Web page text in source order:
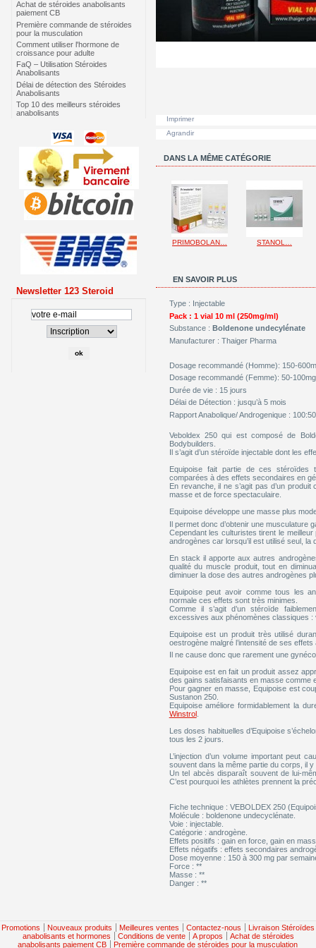
Achat de stéroides anabolisants
paiement CB
Première commande de stéroides
pour la musculation
Comment utiliser l'hormone de
croissance pour adulte
FaQ – Utilisation Stéroides
Anabolisants
Délai de détection des Stéroides
Anabolisants
Top 10 des meilleurs stéroides
anabolisants
Newsletter 123 Steroid
Imprimer
Agrandir
DANS LA MÊME CATÉGORIE
PRIMOBOLAN… STANOL…
EN SAVOIR PLUS
Type : Injectable
Pack : 1 vial 10 ml (250mg/ml)
Substance : Boldenone undecylénate
Manufacturer : Thaiger Pharma
Dosage recommandé (Homme): 150-
Dosage recommandé (Femme): 50-
Durée de vie : 15 jours
Délai de Détection : jusqu’à 5 mois
Rapport Anabolique/ Androgenique : 100:50
Veboldex 250 qui est composé de
Bodybuilders.
Il s’agit d’un stéroïde injectable dont les
Equipoise fait partie de ces stéroïdes
comparées à des effets secondaires en
En revanche, il ne s’agit pas d’un
masse et de force spectaculaire.
Equipoise développe une masse plus
Il permet donc d’obtenir une musculature
Cependant les culturistes tirent le
androgènes car lorsqu’il est utilisé seul,
En stack il apporte aux autres
qualité du muscle produit, tout en
diminuer la dose des autres androgènes
Equipoise peut avoir comme tous les
normale ces effets sont très minimes.
Comme il s’agit d’un stéroïde
excessives aux phénomènes classiques
Equipoise est un produit très utilisé
oestrogène malgré l’intensité de ses effets
Il ne cause donc que rarement une
Equipoise est en fait un produit assez
des gains satisfaisants en masse comme
Pour gagner en masse, Equipoise est
Sustanon 250.
Equipoise améliore formidablement la
Winstrol
Les doses habituelles d’Equipoise
tous les 2 jours.
L’injection d’un volume important peut
souvent dans la même partie du corps, il y
Un tel abcès disparaît souvent de lui-
C’est pourquoi les athlètes prennent la
Fiche technique : VEBOLDEX 250
Molécule : boldenone undecyclénate.
Voie : injectable.
Catégorie : androgène.
Effets positifs : gain en force, gain en
Effets négatifs : effets secondaires
Dose moyenne : 150 à 300 mg par
Force : **
Masse : **
Danger : **
Promotions Nouveaux produits Meilleures ventes Contactez-nous
Livraison Stéroïdes
anabolisants et hormones
Conditions de vente A propos
Achat de stéroides
anabolisants paiement CB
Première commande de stéroides pour la musculation